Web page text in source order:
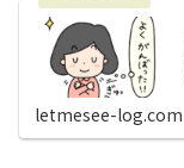
letmesee-log.com